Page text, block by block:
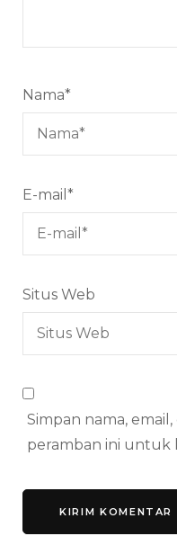
Nama*
E-mail *
Situs Web
Simpan nama,
peramban ini untuk